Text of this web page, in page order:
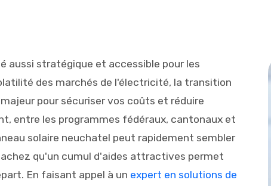
aussi stratégique et accessible pour les
des marchés de l'électricité, la transition
pour sécuriser vos coûts et réduire
entre les programmes fédéraux, cantonaux et
solaire neuchatel peut rapidement sembler
qu'un cumul d'aides attractives permet
En faisant appel à un expert en solutions de